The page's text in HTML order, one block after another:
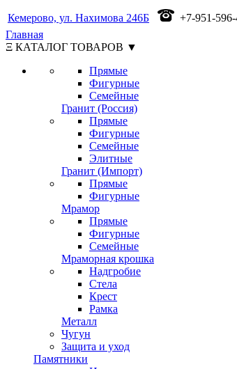
Кемерово, ул. Нахимова 246Б +7-951-
Главная
Ξ КАТАЛОГ ТОВАРОВ ▼
Прямые
Фигурные
Семейные
Гранит (Россия)
Прямые
Фигурные
Семейные
Элитные
Гранит (Импорт)
Прямые
Фигурные
Мрамор
Прямые
Фигурные
Семейные
Мраморная крошка
Надгробие
Стела
Крест
Рамка
Металл
Чугун
Защита и уход
Памятники